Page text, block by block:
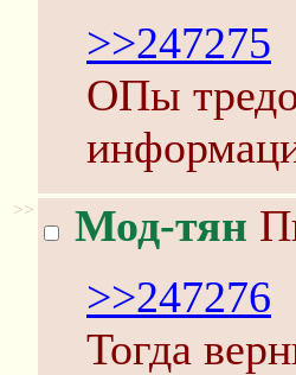
>>247275
ОПы
>> Мод-тян
>>247276
Тогда